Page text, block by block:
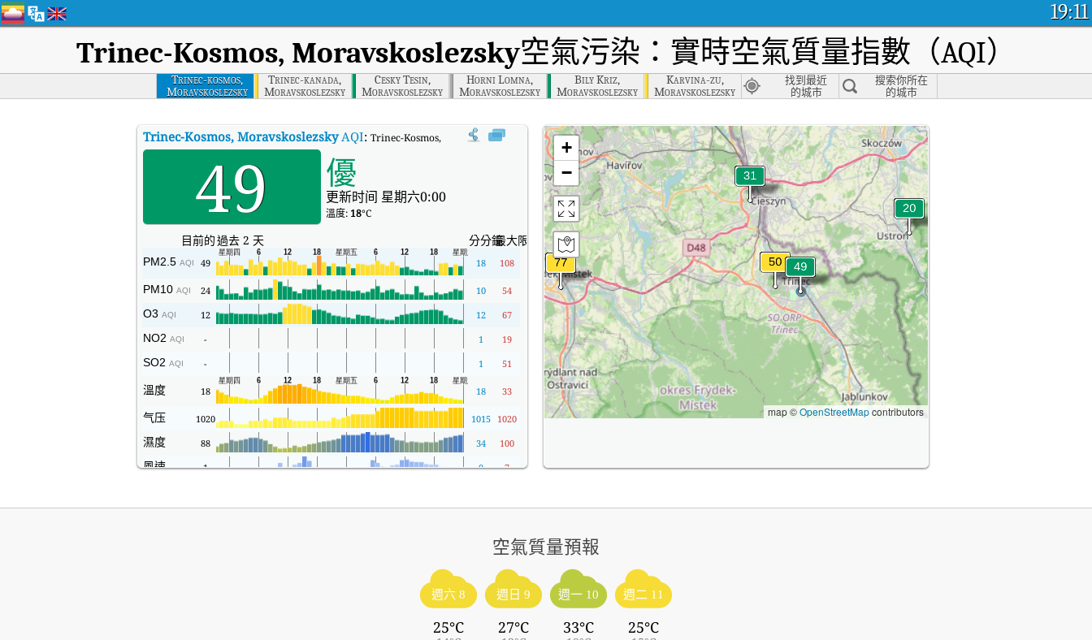
19:11
Trinec-Kosmos, Moravskoslezsky空氣污染：實時空氣質量指數（AQI）
Trinec-kosmos,
Moravskoslezsky
Trinec-kanada,
Moravskoslezsky
Cesky Tesin,
Moravskoslezsky
Horni Lomna,
Moravskoslezsky
Bily Kriz,
Moravskoslezsky
Karvina-zu,
Moravskoslezsky
找到最近
的城市
搜索你所在
的城市
Trinec-Kosmos, MoravskoslezskyAQI: Trinec-Kosmos, Moravskoslezsky實時空氣質量指數（AQI）。
49 優
更新时间 星期六0:00
溫度: 18°C
目前的過去 2 天 分分鐘最大限度
PM2.5 AQI 49 18 108
PM10 AQI 24 10 54
O3 AQI 12 12 67
NO2 AQI - 1 19
SO2 AQI - 1 51
溫度 18 18 33
气压 1020 1015 1020
濕度 88 34 100
風速 1 0 7
+
−
map ©OpenStreetMapcontributors
空氣質量預報
週六 8
25°C
週日 9
27°C
週一 10
33°C
週二 11
25°C